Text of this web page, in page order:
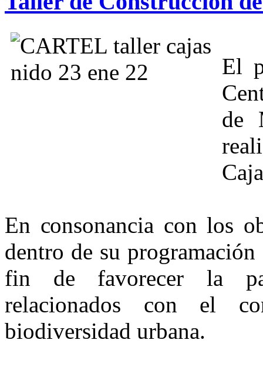
El
de
En consonancia con los
dentro de su
fin de favorecer la
relacionados con el
biodiversidad urbana.